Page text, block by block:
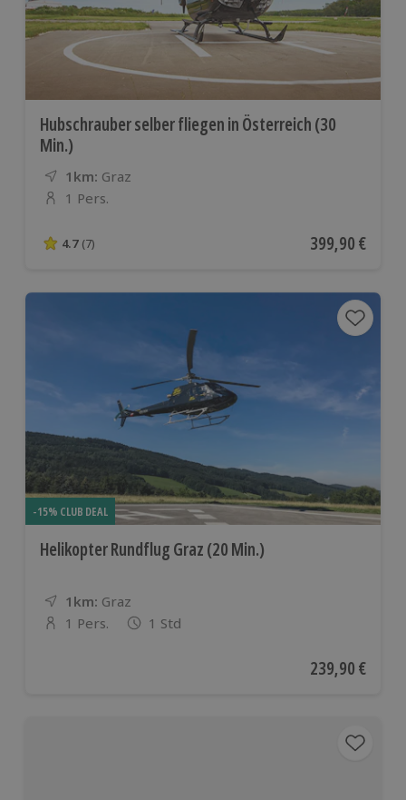
Hubschrauber selber fliegen in Österreich (30
Min.)
1km: Entfernung
Standort
Graz
Anzahl der Teilnehmer
1 Pers.
4.7 von 5 Sternen basierend auf 7 Bewertungen
4.7 (7) Aktueller Preis
399,90 €
-15% CLUB DEAL
Helikopter Rundflug Graz (20 Min.)
1km: Entfernung
Standort
Graz
Anzahl der Teilnehmer
1 Pers. 1 Std
Aktueller Preis
239,90 €